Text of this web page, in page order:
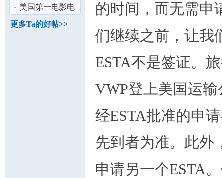
按摩足疗店
美国第一电影电
视学校招收学生
更多Ta的好帖>>
的时间，而无需申
们继续之前，让我
ESTA不是签证。
VWP登上美国运输
经ESTA批准的申
先到者为准。此外
申请另一个ESTA